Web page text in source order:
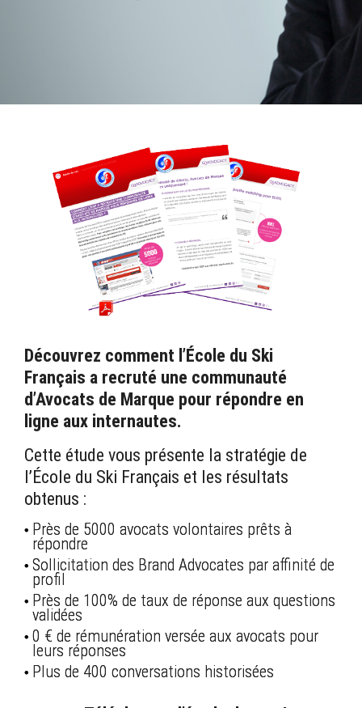
Découvrez comment l’École du Ski
Français a recruté une communauté
d’Avocats de Marque pour répondre en
ligne aux internautes.
Cette étude vous présente la stratégie de
l’École du Ski Français et les résultats
obtenus :
Près de 5000 avocats volontaires prêts à
répondre
Sollicitation des Brand Advocates par affinité de
profil
Près de 100% de taux de réponse aux questions
validées
0 € de rémunération versée aux avocats pour
leurs réponses
Plus de 400 conversations historisées